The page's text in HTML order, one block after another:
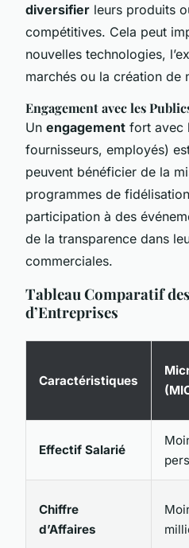
diversifier leurs produits
compétitives. Cela peut
nouvelles technologies,
marchés ou la création de
Engagement avec les
Un engagement fort avec
fournisseurs, employés)
peuvent bénéficier de la
programmes de
participation à des
de la transparence dans
commerciales.
Tableau Comparatif
d’Entreprises
Caractéristiques
Effectif Salarié
Chiffre
d’Affaires